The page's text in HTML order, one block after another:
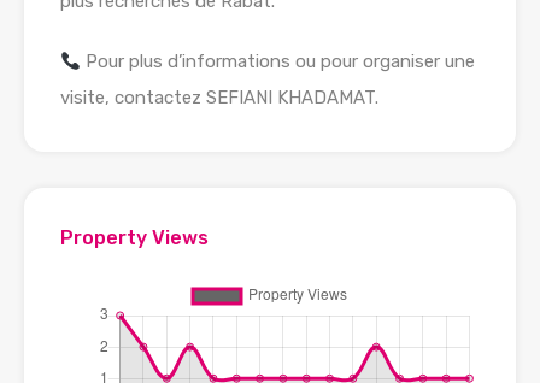
Pour plus d’informations ou pour organiser une
visite, contactez SEFIANI KHADAMAT.
Property Views